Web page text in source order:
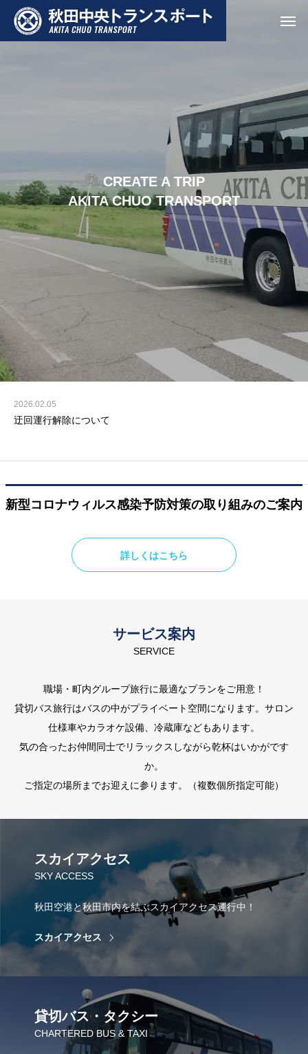
CREATE A TRIP
AKITA CHUO TRANSPORT
2026.02.05
迂回運行解除について
2026.02.04
迂回運行について
新型コロナウィルス感染予防対策の取り組みのご案内
詳しくはこちら
サービス案内
SERVICE
職場・町内グループ旅行に最適なプランをご用意！
貸切バス旅行はバスの中がプライベート空間になります。サロン
仕様車やカラオケ設備、冷蔵庫などもあります。
気の合ったお仲間同士でリラックスしながら乾杯はいかがです
か。
ご指定の場所までお迎えに参ります。（複数個所指定可能）
スカイアクセス
SKY ACCESS
秋田空港と秋田市内を結ぶスカイアクセス運行中！
スカイアクセス
貸切バス・タクシー
CHARTERED BUS & TAXI